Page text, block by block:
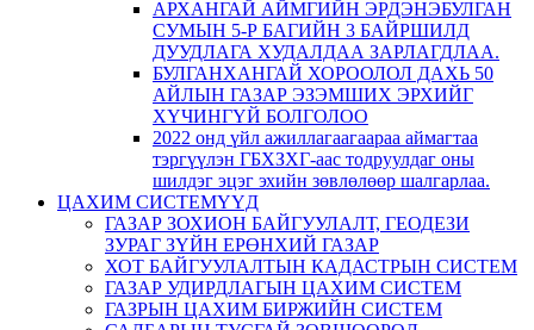
АРХАНГАЙ АЙМГИЙН ЭРДЭНЭБУЛГАН
СУМЫН 5-Р БАГИЙН 3 БАЙРШИЛД
ДУУДЛАГА ХУДАЛДАА ЗАРЛАГДЛАА.
БУЛГАНХАНГАЙ ХОРООЛОЛ ДАХЬ 50
АЙЛЫН ГАЗАР ЭЗЭМШИХ ЭРХИЙГ
ХҮЧИНГҮЙ БОЛГОЛОО
2022 онд үйл ажиллагаагаараа аймагтаа
тэргүүлэн ГБХЗХГ-аас тодруулдаг оны
шилдэг эцэг эхийн зөвлөлөөр шалгарлаа.
ЦАХИМ СИСТЕМҮҮД
ГАЗАР ЗОХИОН БАЙГУУЛАЛТ, ГЕОДЕЗИ
ЗУРАГ ЗҮЙН ЕРӨНХИЙ ГАЗАР
ХОТ БАЙГУУЛАЛТЫН КАДАСТРЫН СИСТЕМ
ГАЗАР УДИРДЛАГЫН ЦАХИМ СИСТЕМ
ГАЗРЫН ЦАХИМ БИРЖИЙН СИСТЕМ